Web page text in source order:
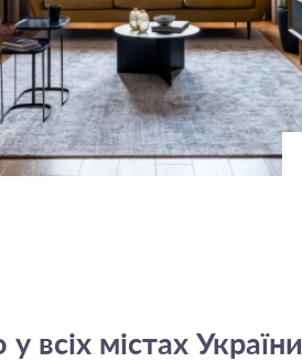
всіх містах України